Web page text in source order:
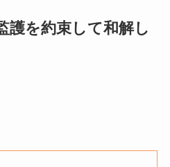
護を約束して和解し